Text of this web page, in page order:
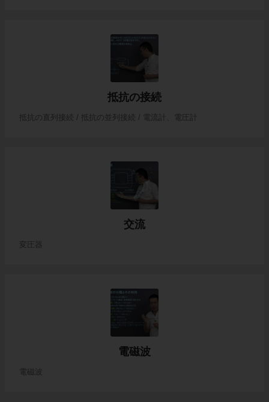
抵抗の接続
抵抗の直列接続 / 抵抗の並列接続 / 電流計、電圧計
交流
変圧器
電磁波
電磁波